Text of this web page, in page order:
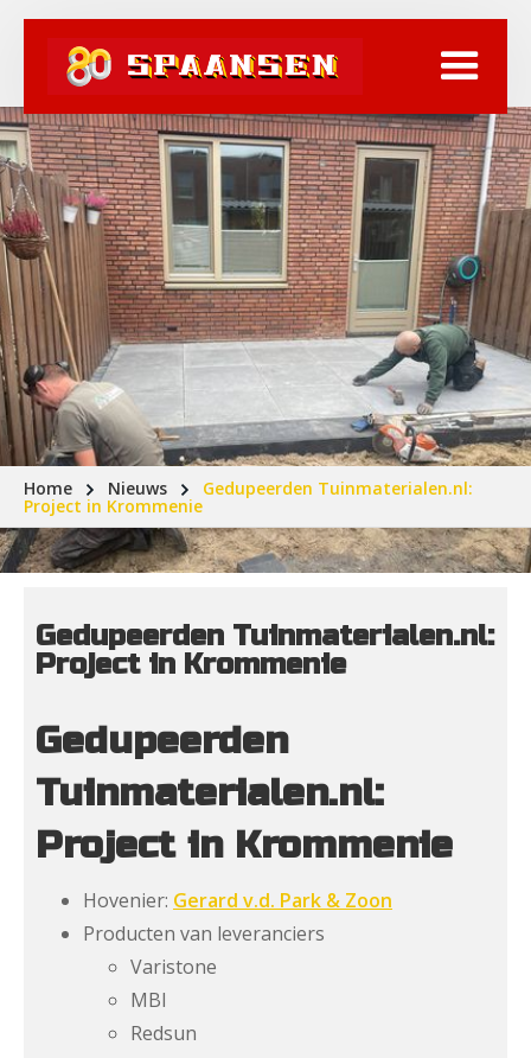
Home Nieuws Gedupeerden Tuinmaterialen.nl:
Project in Krommenie
Gedupeerden Tuinmaterialen.nl:
Project in Krommenie
Gedupeerden
Tuinmaterialen.nl:
Project in Krommenie
Hovenier: Gerard v.d. Park & Zoon
Producten van leveranciers
Varistone
MBI
Redsun